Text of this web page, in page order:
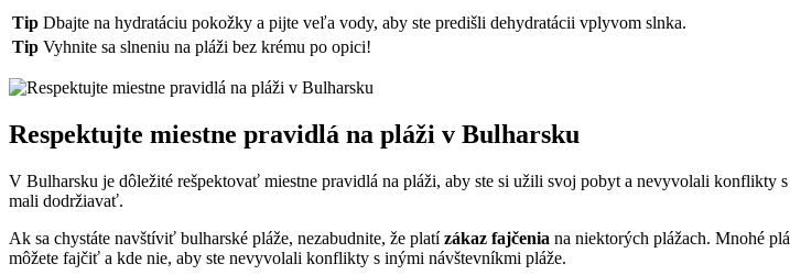
Tip Dbajte na hydratáciu pokožky a pijte veľa vody, aby ste predišli dehydratácii vplyvom slnka.
Tip Vyhnite sa slneniu na pláži bez krému po opici!
Respektujte miestne pravidlá na pláži v Bulharsku
V Bulharsku je dôležité rešpektovať miestne pravidlá na pláži, aby ste si užili svoj pobyt a nevyvolali
mali dodržiavať.
Ak sa chystáte navštíviť bulharské pláže, nezabudnite, že platízákaz fajčenia na niektorých plážach. Mnohé
môžete fajčiť a kde nie, aby ste nevyvolali konflikty s inými návštevníkmi pláže.